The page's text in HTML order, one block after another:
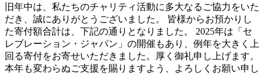
旧年中は、私たちのチャリティ活動に多大なるご協力をいた
だき、誠にありがとうございました。 皆様からお預かりし
た寄付額合計は、下記の通りとなりました。 2025年は「セ
レブレーション・ジャパン」の開催もあり、例年を大きく上
回る寄付をお寄せいただきました。厚く御礼申し上げます。
本年も変わらぬご支援を賜りますよう、よろしくお願い申し